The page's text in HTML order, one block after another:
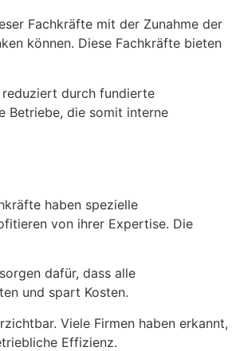
Fachkräfte mit der Zunahme der
können. Diese Fachkräfte bieten
durch fundierte
Betriebe, die somit interne
haben spezielle
von ihrer Expertise. Die
dafür, dass alle
und spart Kosten.
Viele Firmen haben erkannt,
Effizienz.